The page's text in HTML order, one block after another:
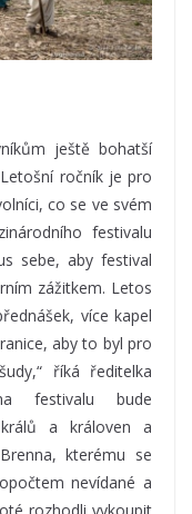
ještě bohatší
ročník je pro
co se ve svém
festivalu
sebe, aby festival
zážitkem. Letos
více kapel
aby to byl pro
říká ředitelka
festivalu bude
a královen a
kterému se
nevídané a